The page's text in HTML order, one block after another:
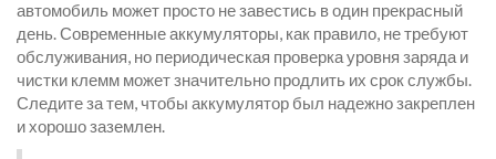
автомобиль может просто не завестись в один прекрасный
день. Современные аккумуляторы, как правило, не требуют
обслуживания, но периодическая проверка уровня заряда и
чистки клемм может значительно продлить их срок службы.
Следите за тем, чтобы аккумулятор был надежно закреплен
и хорошо заземлен.